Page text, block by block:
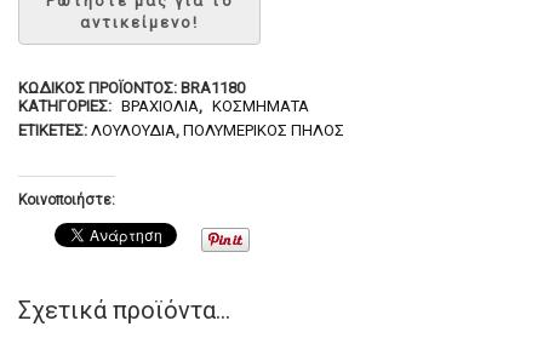
ΚΩΔΙΚΌΣ ΠΡΟΪΌΝΤΟΣ: BRA1180
ΚΑΤΗΓΟΡΊΕΣ: ΒΡΑΧΙΌΛΙΑ, ΚΟΣΜΉΜΑΤΑ
ΕΤΙΚΈΤΕΣ: ΛΟΥΛΟΎΔΙΑ, ΠΟΛΥΜΕΡΙΚΌΣ ΠΗΛΌΣ
Κοινοποιήστε:
Σχετικά προϊόντα...